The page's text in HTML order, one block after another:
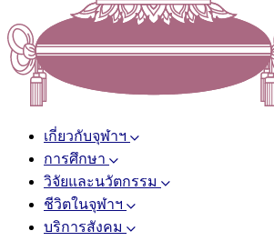
เกี่ยวกับจุฬาฯ
การศึกษา
วิจัยและนวัตกรรม
ชีวิตในจุฬาฯ
บริการสังคม